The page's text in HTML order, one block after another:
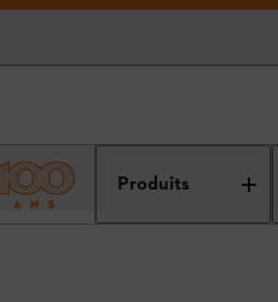
Produits